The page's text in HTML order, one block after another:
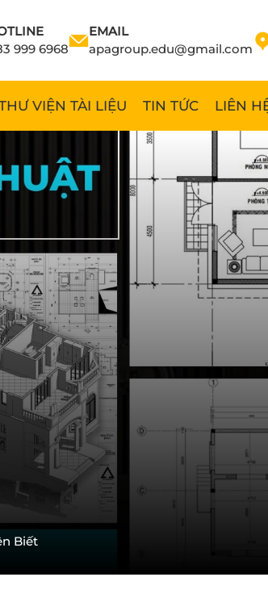
999 6968
EMAIL
apagroup.edu@gmail.com
VIỆN TÀI LIỆU TIN TỨC LIÊN
Biết